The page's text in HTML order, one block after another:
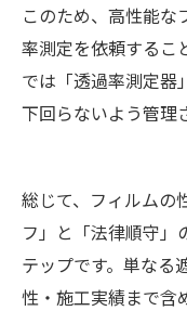
このため、高性能な
率測定を依頼するこ
では「透過率測定器
下回らないよう管理
総じて、フィルムの
フ」と「法律順守」
テップです。単なる
性・施工実績まで含